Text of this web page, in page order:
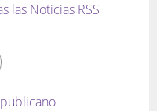
las Noticias RSS